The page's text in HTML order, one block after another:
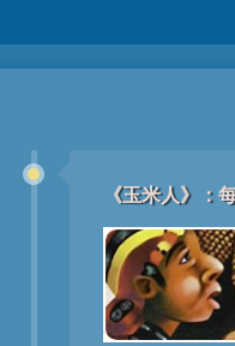
《玉米人》：